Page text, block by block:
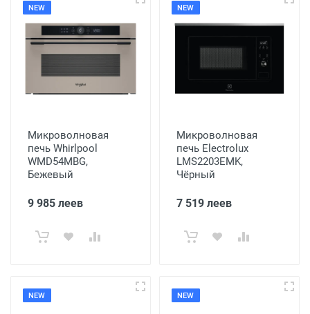
NEW
Микроволновая
печь Whirlpool
WMD54MBG,
Бежевый
9 985 леев
NEW
Микроволновая
печь Electrolux
LMS2203EMK,
Чёрный
7 519 леев
NEW NEW